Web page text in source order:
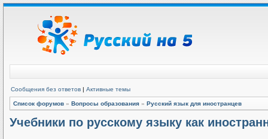
Сообщения без ответов | Активные темы
Список форумов » Вопросы образования » Русский язык для иностранцев
Учебники по русскому языку как